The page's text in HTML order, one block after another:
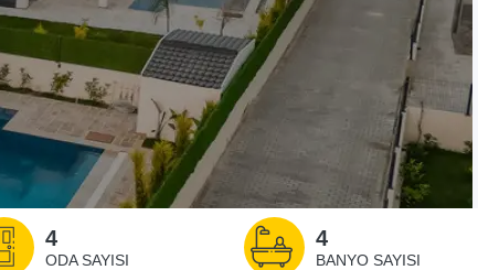
4
ODA SAYISI
4
BANYO SAYISI